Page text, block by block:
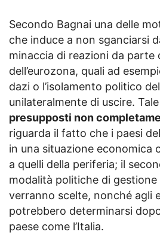
Secondo Bagnai una delle
che induce a non sganciarsi
minaccia di reazioni da parte
dell’eurozona, quali ad
dazi o l’isolamento politico
unilateralmente di uscire.
presupposti non
riguarda il fatto che i paesi
in una situazione economica
a quelli della periferia; il
modalità politiche di gestione
verranno scelte, nonché agli
potrebbero determinarsi
paese come l’Italia.